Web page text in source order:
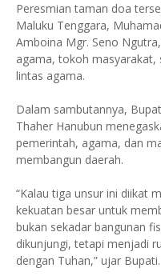
Peresmian taman doa
Maluku Tenggara,
Amboina Mgr. Seno
agama, tokoh
lintas agama.
Dalam sambutannya,
Thaher Hanubun
pemerintah, agama, dan
membangun daerah.
“Kalau tiga unsur ini diikat
kekuatan besar untuk
bukan sekadar bangunan
dikunjungi, tetapi menjadi
dengan Tuhan,” ujar Bupati.